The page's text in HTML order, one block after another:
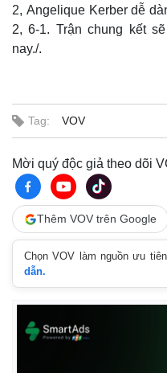
Kinh tế
2, Angelique Kerber dễ
2, 6-1. Trận chung kết
nay./.
Tag: VOV
Mời quý độc giả theo dõi
Thêm VOV trên Google
Chọn VOV làm nguồn ưu
dẫn.